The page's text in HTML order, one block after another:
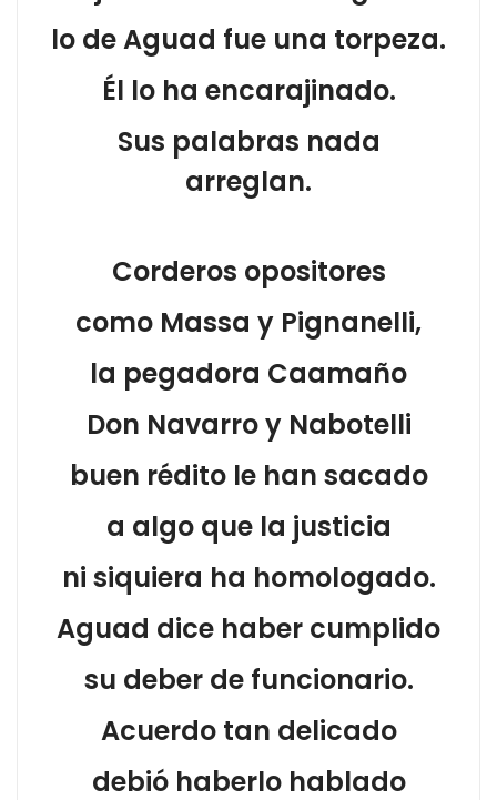
lo de Aguad fue una torpeza.
Él lo ha encarajinado.
Sus palabras nada
arreglan.
Corderos opositores
como Massa y Pignanelli,
la pegadora Caamaño
Don Navarro y Nabotelli
buen rédito le han sacado
a algo que la justicia
ni siquiera ha homologado.
Aguad dice haber cumplido
su deber de funcionario.
Acuerdo tan delicado
debió haberlo hablado